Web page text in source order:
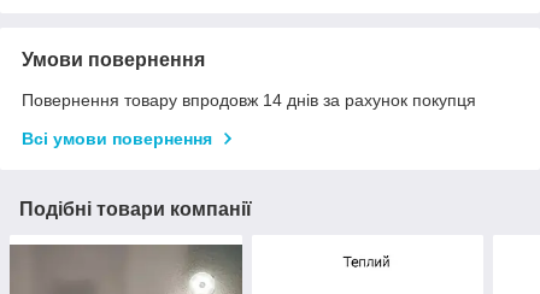
Умови повернення
Повернення товару впродовж 14 днів за рахунок покупця
Всі умови повернення
Подібні товари компанії